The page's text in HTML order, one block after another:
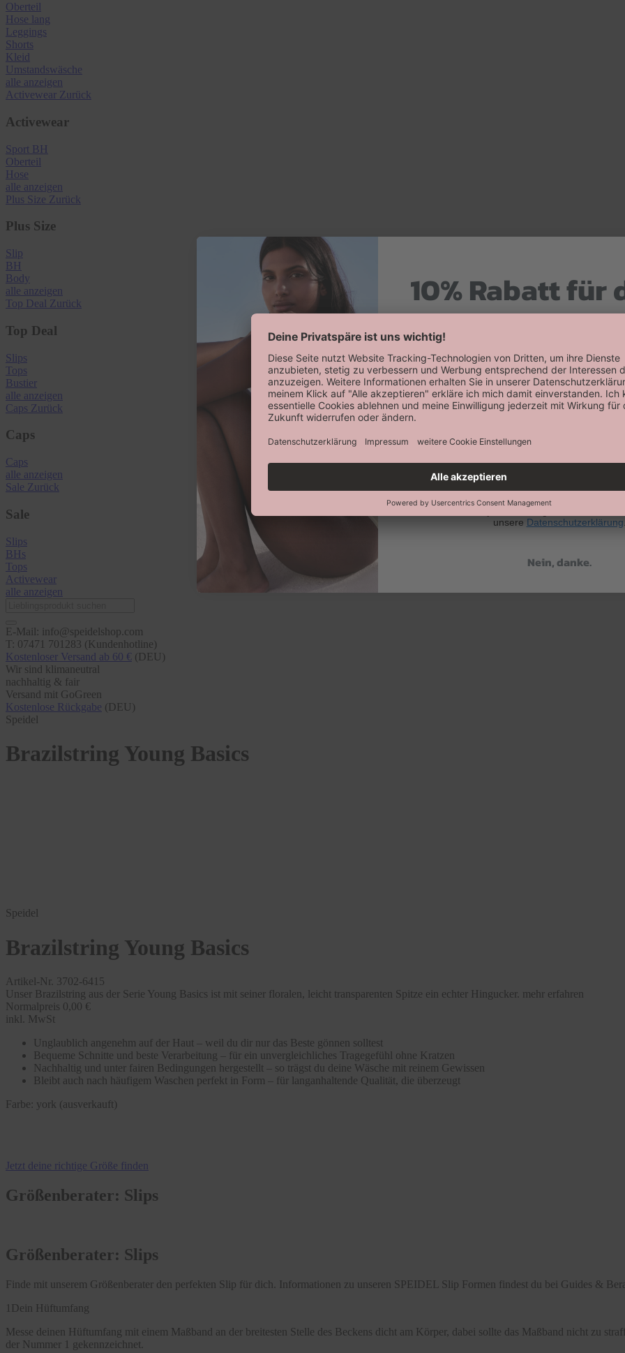
Oberteil
Hose lang
Leggings
Shorts
Kleid
Umstandswäsche
alle anzeigen
Activewear Zurück
Activewear
Sport BH
Oberteil
Hose
alle anzeigen
Plus Size Zurück
Plus Size
Slip
BH
Body
alle anzeigen
Top Deal Zurück
Top Deal
Slips
Tops
Bustier
alle anzeigen
Caps Zurück
Caps
Caps
alle anzeigen
Sale Zurück
Sale
Slips
BHs
Tops
Activewear
alle anzeigen
E-Mail: info@speidelshop.com
T: 07471 701283 (Kundenhotline)
Kostenloser Versand ab 60 € (DEU)
Wir sind klimaneutral
nachhaltig & fair
Versand mit GoGreen
Kostenlose Rückgabe (DEU)
Speidel
Brazilstring Young Basics
Speidel
Brazilstring Young Basics
Artikel-Nr. 3702-6415
Unser Brazilstring aus der Serie Young Basics ist mit seiner floralen, leicht transparenten Spitze ein echter Hingucker. mehr erfahren
Normalpreis 0,00 €
inkl. MwSt
Unglaublich angenehm auf der Haut – weil du dir nur das Beste gönnen solltest
Bequeme Schnitte und beste Verarbeitung – für ein unvergleichliches Tragegefühl ohne Kratzen
Nachhaltig und unter fairen Bedingungen hergestellt – so trägst du deine Wäsche mit reinem Gewissen
Bleibt auch nach häufigem Waschen perfekt in Form – für langanhaltende Qualität, die überzeugt
Farbe: york (ausverkauft)
Jetzt deine richtige Größe finden
Größenberater: Slips
Größenberater: Slips
Finde mit unserem Größenberater den perfekten Slip für dich. Informationen zu unseren SPEIDEL Slip Formen findest du bei Guides &
1 Dein Hüftumfang
Messe deinen Hüftumfang mit einem Maßband an der breitesten Stelle des Beckens dicht am Körper, dabei sollte das Maßband nicht zu
der Nummer 1 gekennzeichnet.
10% Rabatt für
Willkommensrabatt auf deine erste
erhalten!
Abonnieren
Keine Datenweitergabe an Dritte. Eine
jederzeit möglich. Hier findest
unsere Datenschutzerklärung
Nein, danke.